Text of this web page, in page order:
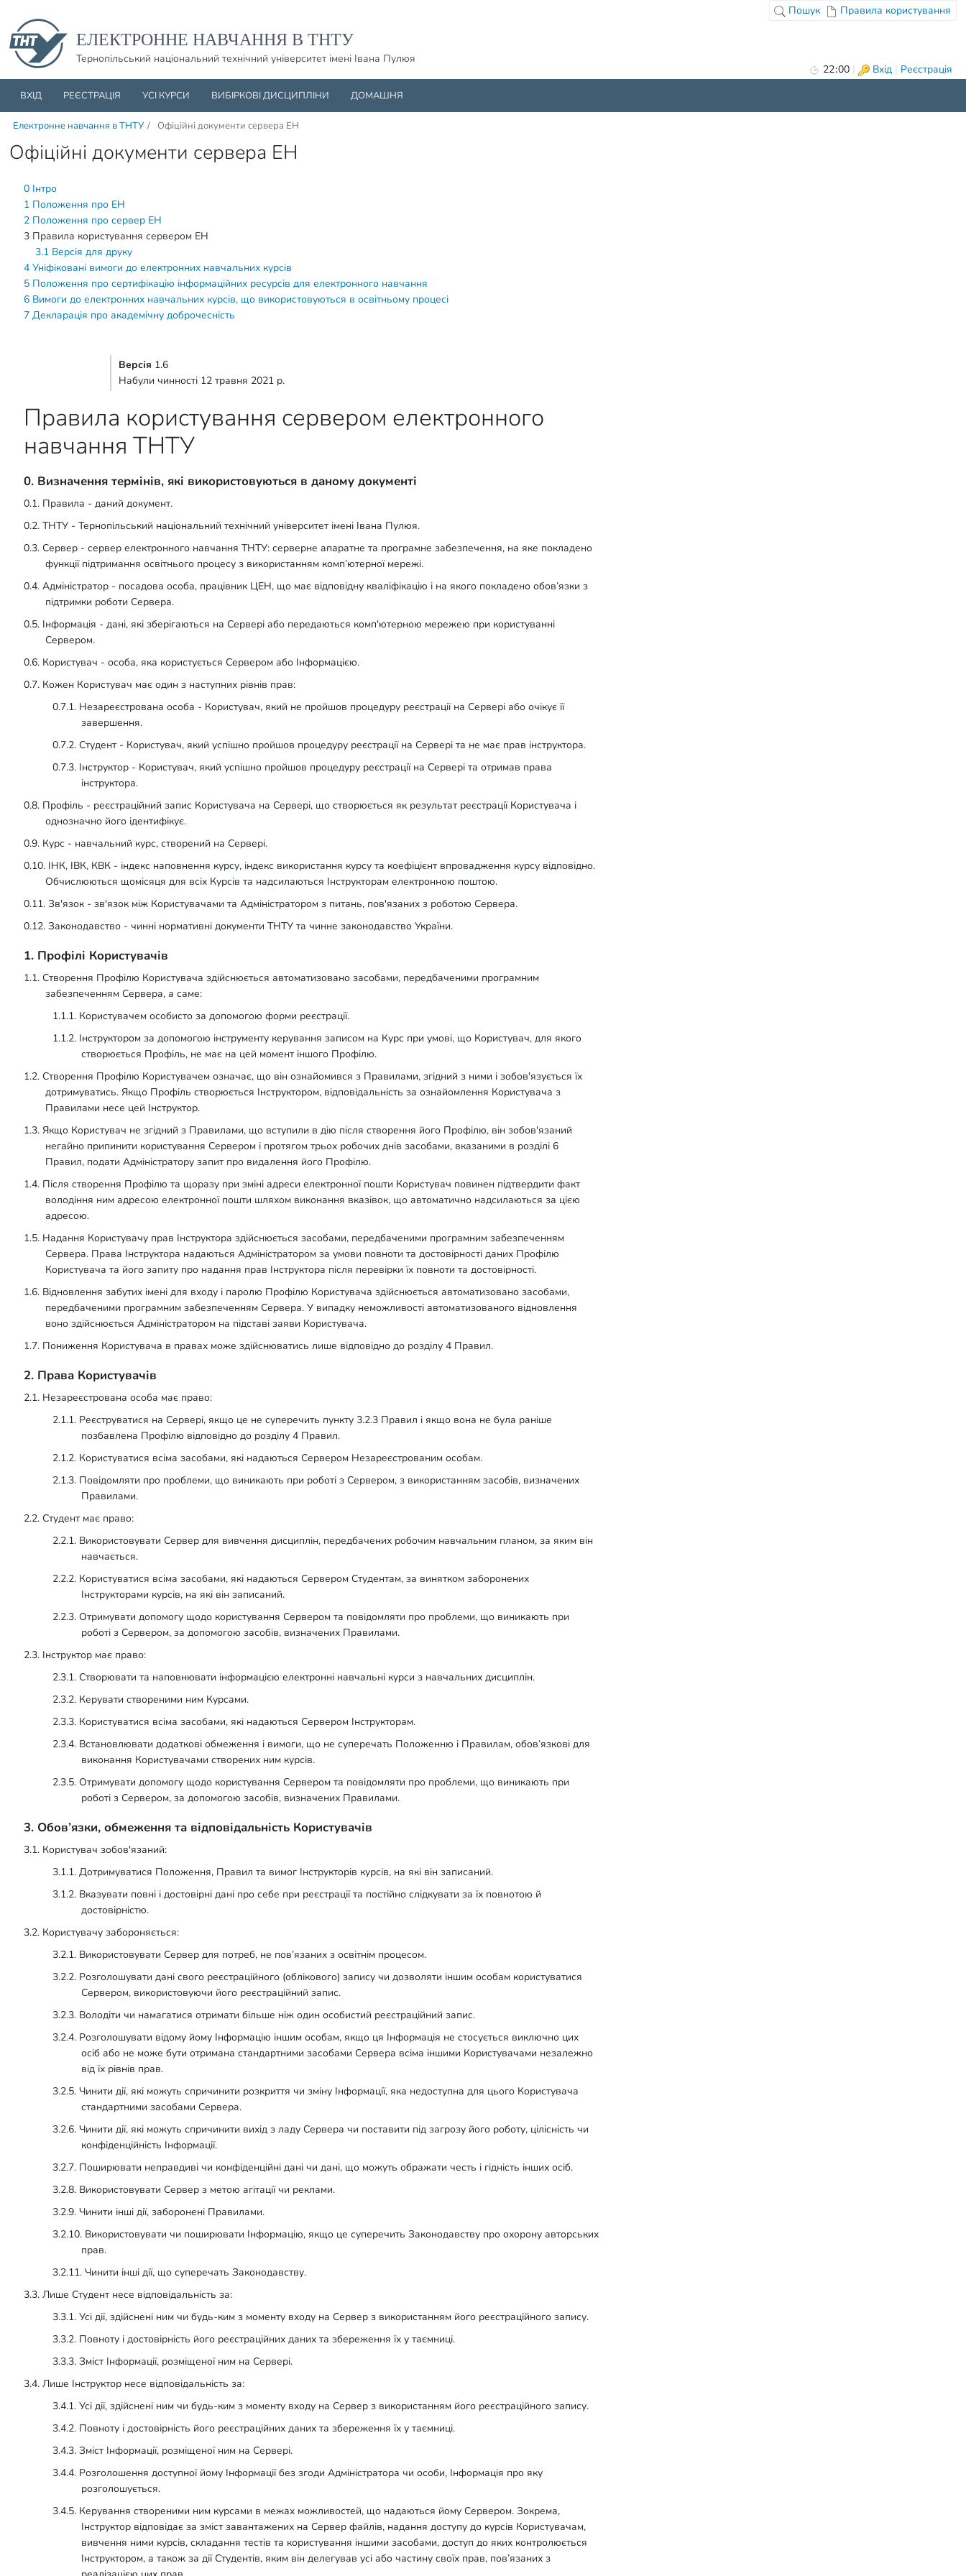
ЕЛЕКТРОННЕ НАВЧАННЯ В ТНТУ
Тернопільський національний технічний університет імені Івана Пулюя
Пошук Правила користування
22:00 | Вхід| Реєстрація
ВХІД РЕЄСТРАЦІЯ УСІ КУРСИ ВИБІРКОВІ ДИСЦИПЛІНИ ДОМАШНЯ
Електронне навчання в ТНТУ / Офіційні документи сервера ЕН
Офіційні документи сервера ЕН
0 Інтро
1 Положення про ЕН
2 Положення про сервер ЕН
3 Правила користування сервером ЕН
3.1 Версія для друку
4 Уніфіковані вимоги до електронних навчальних курсів
5 Положення про сертифікацію інформаційних ресурсів для електронного навчання
6 Вимоги до електронних навчальних курсів, що використовуються в освітньому процесі
7 Декларація про академічну доброчесність
Версія 1.6
Набули чинності 12 травня 2021 р.
Правила користування сервером електронного
навчання ТНТУ
0. Визначення термінів, які використовуються в даному документі
0.1. Правила - даний документ.
0.2. ТНТУ - Тернопільський національний технічний університет імені Івана Пулюя.
0.3. Сервер - сервер електронного навчання ТНТУ: серверне апаратне та програмне забезпечення, на яке покладено
функції підтримання освітнього процесу з використанням комп’ютерної мережі.
0.4. Адміністратор - посадова особа, працівник ЦЕН, що має відповідну кваліфікацію і на якого покладено обов’язки з
підтримки роботи Сервера.
0.5. Інформація - дані, які зберігаються на Сервері або передаються комп'ютерною мережею при користуванні
Сервером.
0.6. Користувач - особа, яка користується Сервером або Інформацією.
0.7. Кожен Користувач має один з наступних рівнів прав:
0.7.1. Незареєстрована особа - Користувач, який не пройшов процедуру реєстрації на Сервері або очікує її
завершення.
0.7.2. Студент - Користувач, який успішно пройшов процедуру реєстрації на Сервері та не має прав інструктора.
0.7.3. Інструктор - Користувач, який успішно пройшов процедуру реєстрації на Сервері та отримав права
інструктора.
0.8. Профіль - реєстраційний запис Користувача на Сервері, що створюється як результат реєстрації Користувача і
однозначно його ідентифікує.
0.9. Курс - навчальний курс, створений на Сервері.
0.10. ІНК, ІВК, КВК - індекс наповнення курсу, індекс використання курсу та коефіцієнт впровадження курсу відповідно.
Обчислюються щомісяця для всіх Курсів та надсилаються Інструкторам електронною поштою.
0.11. Зв'язок - зв'язок між Користувачами та Адміністратором з питань, пов'язаних з роботою Сервера.
0.12. Законодавство - чинні нормативні документи ТНТУ та чинне законодавство України.
1. Профілі Користувачів
1.1. Створення Профілю Користувача здійснюється автоматизовано засобами, передбаченими програмним
забезпеченням Сервера, а саме:
1.1.1. Користувачем особисто за допомогою форми реєстрації.
1.1.2. Інструктором за допомогою інструменту керування записом на Курс при умові, що Користувач, для якого
створюється Профіль, не має на цей момент іншого Профілю.
1.2. Створення Профілю Користувачем означає, що він ознайомився з Правилами, згідний з ними і зобов'язується їх
дотримуватись. Якщо Профіль створюється Інструктором, відповідальність за ознайомлення Користувача з
Правилами несе цей Інструктор.
1.3. Якщо Користувач не згідний з Правилами, що вступили в дію після створення його Профілю, він зобов'язаний
негайно припинити користування Сервером і протягом трьох робочих днів засобами, вказаними в розділі 6
Правил, подати Адміністратору запит про видалення його Профілю.
1.4. Після створення Профілю та щоразу при зміні адреси електронної пошти Користувач повинен підтвердити факт
володіння ним адресою електронної пошти шляхом виконання вказівок, що автоматично надсилаються за цією
адресою.
1.5. Надання Користувачу прав Інструктора здійснюється засобами, передбаченими програмним забезпеченням
Сервера. Права Інструктора надаються Адміністратором за умови повноти та достовірності даних Профілю
Користувача та його запиту про надання прав Інструктора після перевірки їх повноти та достовірності.
1.6. Відновлення забутих імені для входу і паролю Профілю Користувача здійснюється автоматизовано засобами,
передбаченими програмним забезпеченням Сервера. У випадку неможливості автоматизованого відновлення
воно здійснюється Адміністратором на підставі заяви Користувача.
1.7. Пониження Користувача в правах може здійснюватись лише відповідно до розділу 4 Правил.
2. Права Користувачів
2.1. Незареєстрована особа має право:
2.1.1. Реєструватися на Сервері, якщо це не суперечить пункту 3.2.3 Правил і якщо вона не була раніше
позбавлена Профілю відповідно до розділу 4 Правил.
2.1.2. Користуватися всіма засобами, які надаються Сервером Незареєстрованим особам.
2.1.3. Повідомляти про проблеми, що виникають при роботі з Сервером, з використанням засобів, визначених
Правилами.
2.2. Студент має право:
2.2.1. Використовувати Сервер для вивчення дисциплін, передбачених робочим навчальним планом, за яким він
навчається.
2.2.2. Користуватися всіма засобами, які надаються Сервером Студентам, за винятком заборонених
Інструкторами курсів, на які він записаний.
2.2.3. Отримувати допомогу щодо користування Сервером та повідомляти про проблеми, що виникають при
роботі з Сервером, за допомогою засобів, визначених Правилами.
2.3. Інструктор має право:
2.3.1. Створювати та наповнювати інформацією електронні навчальні курси з навчальних дисциплін.
2.3.2. Керувати створеними ним Курсами.
2.3.3. Користуватися всіма засобами, які надаються Сервером Інструкторам.
2.3.4. Встановлювати додаткові обмеження і вимоги, що не суперечать Положенню і Правилам, обов’язкові для
виконання Користувачами створених ним курсів.
2.3.5. Отримувати допомогу щодо користування Сервером та повідомляти про проблеми, що виникають при
роботі з Сервером, за допомогою засобів, визначених Правилами.
3. Обов’язки, обмеження та відповідальність Користувачів
3.1. Користувач зобов'язаний:
3.1.1. Дотримуватися Положення, Правил та вимог Інструкторів курсів, на які він записаний.
3.1.2. Вказувати повні і достовірні дані про себе при реєстрації та постійно слідкувати за їх повнотою й
достовірністю.
3.2. Користувачу забороняється:
3.2.1. Використовувати Сервер для потреб, не пов’язаних з освітнім процесом.
3.2.2. Розголошувати дані свого реєстраційного (облікового) запису чи дозволяти іншим особам користуватися
Сервером, використовуючи його реєстраційний запис.
3.2.3. Володіти чи намагатися отримати більше ніж один особистий реєстраційний запис.
3.2.4. Розголошувати відому йому Інформацію іншим особам, якщо ця Інформація не стосується виключно цих
осіб або не може бути отримана стандартними засобами Сервера всіма іншими Користувачами незалежно
від їх рівнів прав.
3.2.5. Чинити дії, які можуть спричинити розкриття чи зміну Інформації, яка недоступна для цього Користувача
стандартними засобами Сервера.
3.2.6. Чинити дії, які можуть спричинити вихід з ладу Сервера чи поставити під загрозу його роботу, цілісність чи
конфіденційність Інформації.
3.2.7. Поширювати неправдиві чи конфіденційні дані чи дані, що можуть ображати честь і гідність інших осіб.
3.2.8. Використовувати Сервер з метою агітації чи реклами.
3.2.9. Чинити інші дії, заборонені Правилами.
3.2.10. Використовувати чи поширювати Інформацію, якщо це суперечить Законодавству про охорону авторських
прав.
3.2.11. Чинити інші дії, що суперечать Законодавству.
3.3. Лише Студент несе відповідальність за:
3.3.1. Усі дії, здійснені ним чи будь-ким з моменту входу на Сервер з використанням його реєстраційного запису.
3.3.2. Повноту і достовірність його реєстраційних даних та збереження їх у таємниці.
3.3.3. Зміст Інформації, розміщеної ним на Сервері.
3.4. Лише Інструктор несе відповідальність за:
3.4.1. Усі дії, здійснені ним чи будь-ким з моменту входу на Сервер з використанням його реєстраційного запису.
3.4.2. Повноту і достовірність його реєстраційних даних та збереження їх у таємниці.
3.4.3. Зміст Інформації, розміщеної ним на Сервері.
3.4.4. Розголошення доступної йому Інформації без згоди Адміністратора чи особи, Інформація про яку
розголошується.
3.4.5. Керування створеними ним курсами в межах можливостей, що надаються йому Сервером. Зокрема,
Інструктор відповідає за зміст завантажених на Сервер файлів, надання доступу до курсів Користувачам,
вивчення ними курсів, складання тестів та користування іншими засобами, доступ до яких контролюється
Інструктором, а також за дії Студентів, яким він делегував усі або частину своїх прав, пов’язаних з